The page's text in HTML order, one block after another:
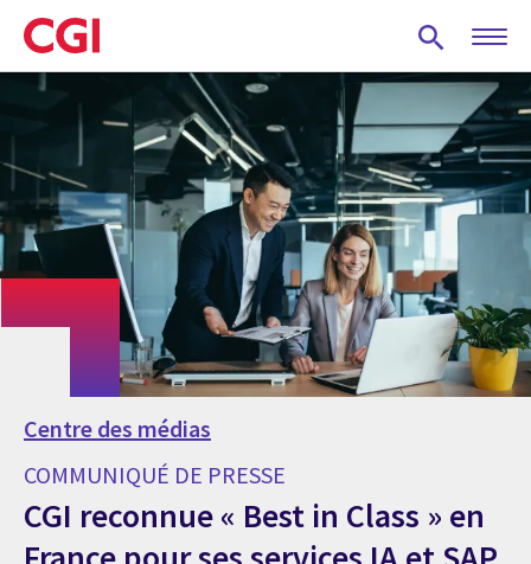
Skip
to
main
Centre des médias
COMMUNIQUÉ DE PRESSE
CGI reconnue « Best in Class » en